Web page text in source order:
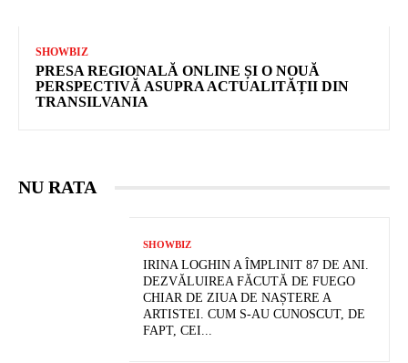
SHOWBIZ
PRESA REGIONALĂ ONLINE ȘI O NOUĂ
PERSPECTIVĂ ASUPRA ACTUALITĂȚII DIN
TRANSILVANIA
NU RATA
SHOWBIZ
IRINA LOGHIN A ÎMPLINIT 87 DE ANI.
DEZVĂLUIREA FĂCUTĂ DE FUEGO
CHIAR DE ZIUA DE NAȘTERE A
ARTISTEI. CUM S-AU CUNOSCUT, DE
FAPT, CEI...